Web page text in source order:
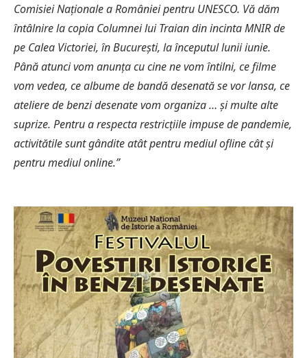
Comisiei Naționale a României pentru UNESCO. Vă dăm
întâlnire la copia Columnei lui Traian din incinta MNIR de
pe Calea Victoriei, în București, la începutul lunii iunie.
Până atunci vom anunța cu cine ne vom întilni, ce filme
vom vedea, ce albume de bandă desenată se vor lansa, ce
ateliere de benzi desenate vom organiza … și multe alte
suprize. Pentru a respecta restricțiile impuse de pandemie,
activitătile sunt gândite atât pentru mediul ofline cât și
pentru mediul online.”